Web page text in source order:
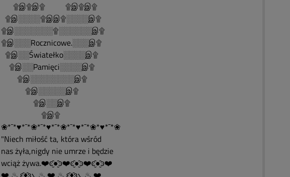
۩இ۩இ۩ ۩இ۩இ۩
۩இ░░░░۩இஇ۩░░░░இ۩
۩இ░░░░░░░۩░░░░░░இ۩
۩இ░░░Rocznicowe.░░░இ۩
۩இ░░Światełko░░░░இ۩
۩இ░░Pamięci░░░░இ۩
۩இ░░░░░░░░இ۩
۩இ░░░░░இ۩
۩இ░░இ۩
۩இ۩
❀*¯*♥*¯*❀*¯*♥*¯*❀*¯*♥*¯*❀*♥*¯*❀
"Niech miłość ta, która wśród
nas żyła,nigdy nie umrze i będzie
wciąż żywa.❤️ͼ̮̑●̮̑ͽ❤️ͼ̮̑●̮̑ͽ❤️ͼ̮̑●̮̑ͽ❤️